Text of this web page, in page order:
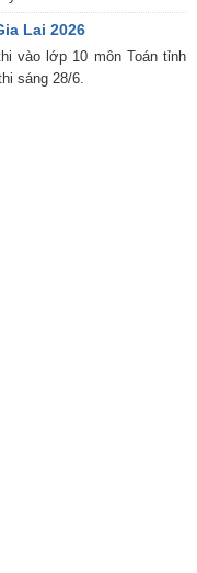
Lai 2026
vào lớp 10 môn Toán tỉnh
sáng 28/6.